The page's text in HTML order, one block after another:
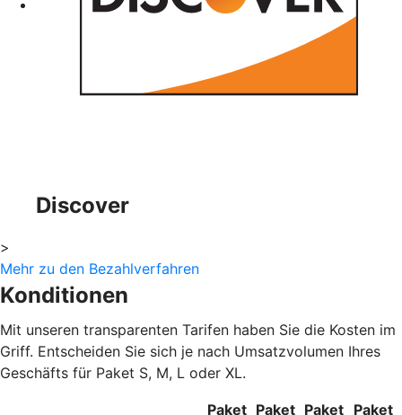
Discover
>
Mehr zu den Bezahlverfahren
Konditionen
Mit unseren transparenten Tarifen haben Sie die Kosten im
Griff. Entscheiden Sie sich je nach Umsatzvolumen Ihres
Geschäfts für Paket S, M, L oder XL.
Paket Paket Paket Paket